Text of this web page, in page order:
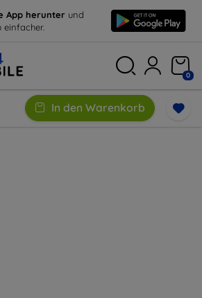
App herunter und
einfacher.
0
In den Warenkorb